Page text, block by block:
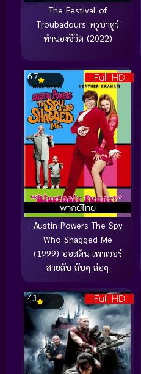
The Festival of
Troubadours ทรูบาดูร์
ทำนองชีวิต (2022)
Full HD
พากย์ไทย
6.7
Austin Powers The Spy
Who Shagged Me
(1999) ออสติน เพาเวอร์
สายลับ ลับๆ ล่อๆ
Full HD
4.1